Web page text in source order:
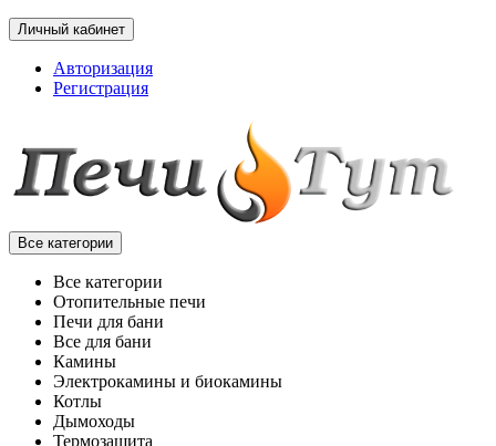
Личный кабинет
Авторизация
Регистрация
Все категории
Все категории
Отопительные печи
Печи для бани
Все для бани
Камины
Электрокамины и биокамины
Котлы
Дымоходы
Термозащита